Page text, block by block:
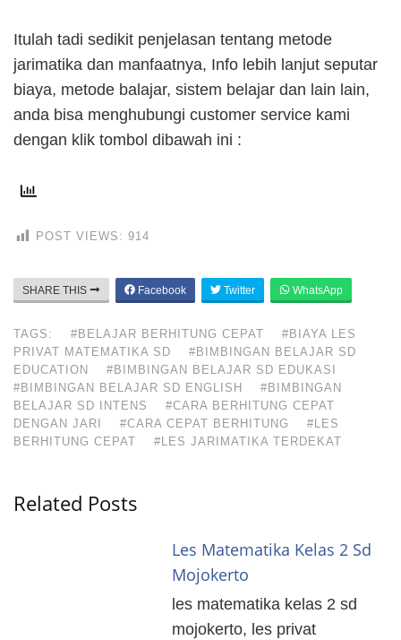
Itulah tadi sedikit penjelasan tentang metode
jarimatika dan manfaatnya, Info lebih lanjut seputar
biaya, metode balajar, sistem belajar dan lain lain,
anda bisa menghubungi customer service kami
dengan klik tombol dibawah ini :
POST VIEWS: 914
SHARE THIS Facebook Twitter WhatsApp
TAGS: #BELAJAR BERHITUNG CEPAT
#BIAYA LES
PRIVAT MATEMATIKA SD
#BIMBINGAN BELAJAR SD
EDUCATION
#BIMBINGAN BELAJAR SD EDUKASI
#BIMBINGAN BELAJAR SD ENGLISH
#BIMBINGAN
BELAJAR SD INTENS
#CARA BERHITUNG CEPAT
DENGAN JARI
#CARA CEPAT BERHITUNG
#LES
BERHITUNG CEPAT
#LES JARIMATIKA TERDEKAT
Related Posts
Les Matematika Kelas 2 Sd
Mojokerto
les matematika kelas 2 sd
mojokerto, les privat